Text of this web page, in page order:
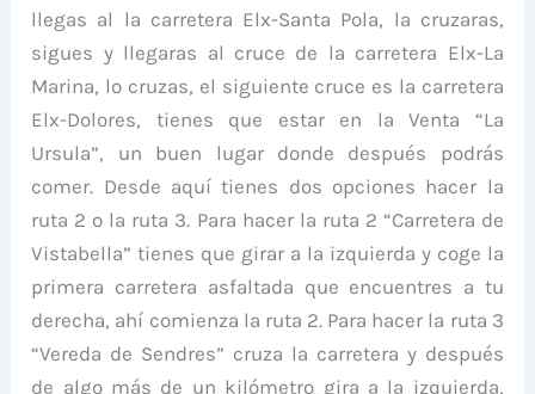
llegas al la carretera Elx-Santa Pola, la cruzaras,
sigues y llegaras al cruce de la carretera Elx-La
Marina, lo cruzas, el siguiente cruce es la carretera
Elx-Dolores, tienes que estar en la Venta “La
Ursula”, un buen lugar donde después podrás
comer. Desde aquí tienes dos opciones hacer la
ruta 2 o la ruta 3. Para hacer la ruta 2 “Carretera de
Vistabella” tienes que girar a la izquierda y coge la
primera carretera asfaltada que encuentres a tu
derecha, ahí comienza la ruta 2. Para hacer la ruta 3
“Vereda de Sendres” cruza la carretera y después
de algo más de un kilómetro gira a la izquierda,